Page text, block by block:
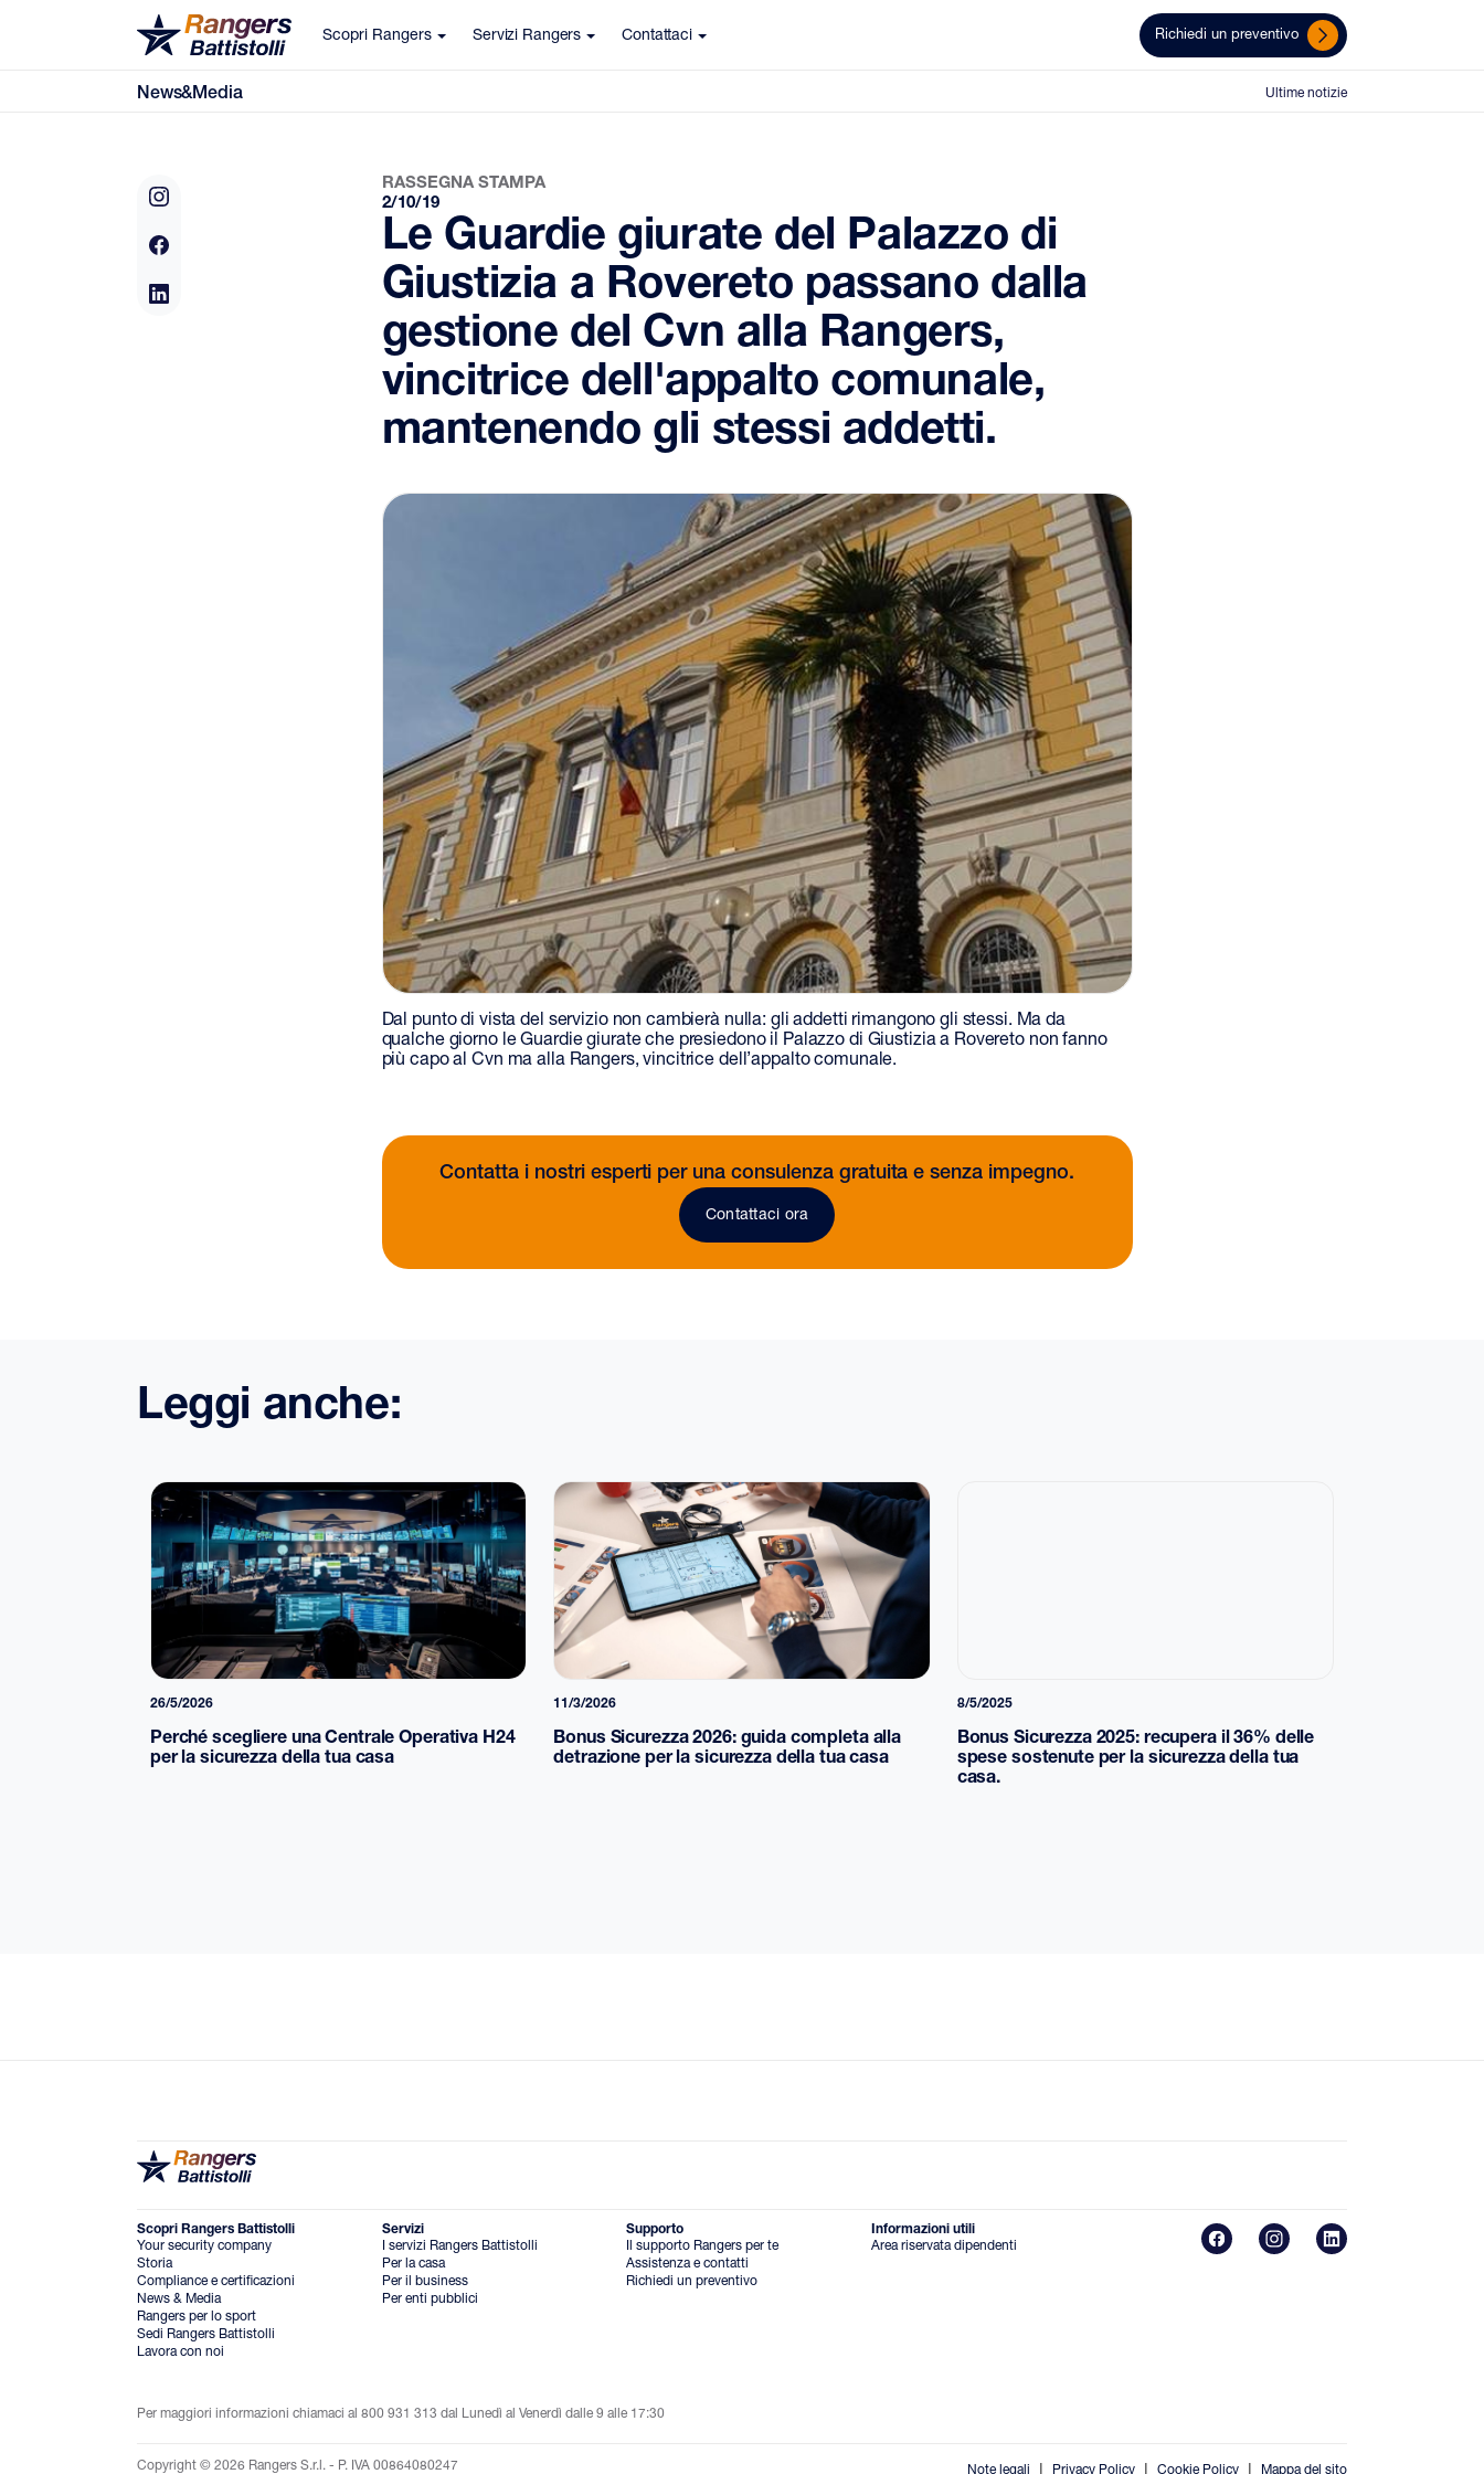
Scopri Rangers Servizi Rangers Contattaci Richiedi un preventivo
News&Media Ultime notizie
RASSEGNA STAMPA
2/10/19
Le Guardie giurate del Palazzo di
Giustizia a Rovereto passano dalla
gestione del Cvn alla Rangers,
vincitrice dell'appalto comunale,
mantenendo gli stessi addetti.
Dal punto di vista del servizio non cambierà nulla: gli addetti rimangono gli stessi. Ma da
qualche giorno le Guardie giurate che presiedono il Palazzo di Giustizia a Rovereto non fanno
più capo al Cvn ma alla Rangers, vincitrice dell’appalto comunale.
Contatta i nostri esperti per una consulenza gratuita e senza impegno.
Contattaci ora
Leggi anche:
26/5/2026
Perché scegliere una Centrale Operativa H24
per la sicurezza della tua casa
11/3/2026
Bonus Sicurezza 2026: guida completa alla
detrazione per la sicurezza della tua casa
8/5/2025
Bonus Sicurezza 2025: recupera il 36% delle
spese sostenute per la sicurezza della tua
casa.
Scopri Rangers Battistolli
Your security company
Storia
Compliance e certificazioni
News & Media
Rangers per lo sport
Sedi Rangers Battistolli
Lavora con noi
Informazioni utili
Area riservata dipendenti
Supporto
Il supporto Rangers per te
Assistenza e contatti
Richiedi un preventivo
Servizi
I servizi Rangers Battistolli
Per la casa
Per il business
Per enti pubblici
Note legali | Privacy Policy| Cookie Policy| Mappa del sito
Per maggiori informazioni chiamaci al 800 931 313 dal Lunedì al Venerdì dalle 9 alle 17:30
Copyright © 2026 Rangers S.r.l. - P. IVA 00864080247